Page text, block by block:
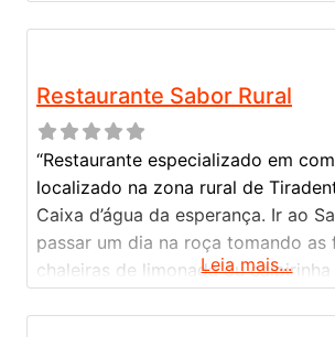
Restaurante Sabor Rural
“Restaurante especializado em
localizado na zona rural de
Caixa d’água da esperança. Ir ao
passar um dia na roça tomando as
chaleiras de limonada ouLeia mais...